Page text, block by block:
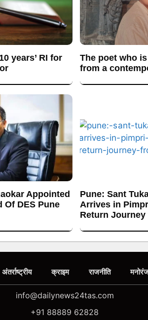
years’ RI for
The poet who
from a
Appointed
Of DES Pune
Pune: Sant
Arrives in
Return
अंतर्राष्ट्रीय क्राइम राजनीति
info@dailynews24tas.com
+91 88889 62828